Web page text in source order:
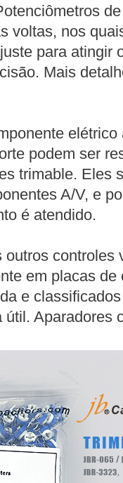
voltas, nos
para atingir
Mais
podem ser
trimable. Eles
A/V, e
é atendido.
controles
em placas
e
Aparadores